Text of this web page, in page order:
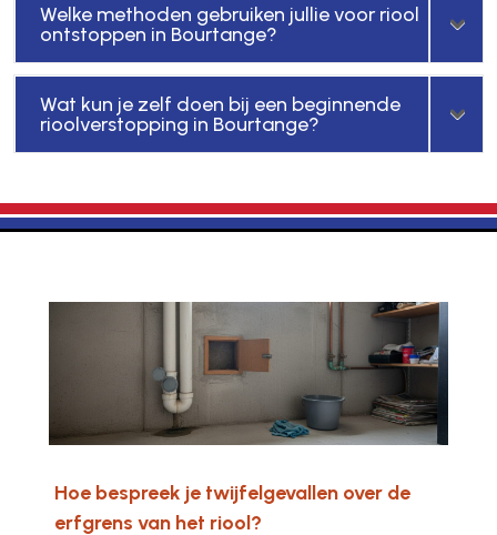
Welke methoden gebruiken jullie voor riool
ontstoppen in Bourtange?
Wat kun je zelf doen bij een beginnende
rioolverstopping in Bourtange?
Hoe bespreek je twijfelgevallen over de
erfgrens van het riool?